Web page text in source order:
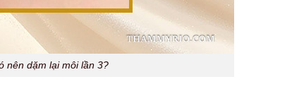
nên dặm lại môi lần 3?